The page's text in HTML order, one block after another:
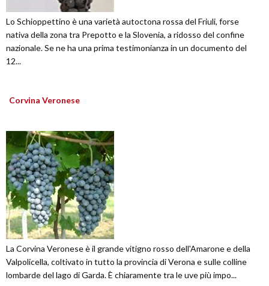
Lo Schioppettino è una varietà autoctona rossa del Friuli, forse
nativa della zona tra Prepotto e la Slovenia, a ridosso del confine
nazionale. Se ne ha una prima testimonianza in un documento del
12...
Corvina Veronese
La Corvina Veronese è il grande vitigno rosso dell'Amarone e della
Valpolicella, coltivato in tutto la provincia di Verona e sulle colline
lombarde del lago di Garda. È chiaramente tra le uve più impo...